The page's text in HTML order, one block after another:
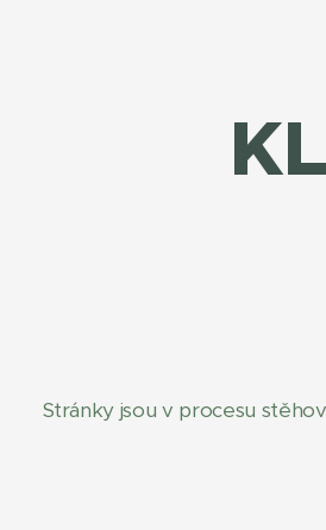
Stránky jsou v procesu